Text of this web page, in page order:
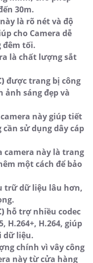
30m.
là rõ nét và độ
cho Camera dễ
đêm tối.
là chất lượng sắt
được trang bị công
ảnh sáng đẹp và
này giúp tiết
sử dụng dây cáp
camera này là trang
một cách để bảo
trữ dữ liệu lâu hơn,
hỗ trợ nhiều codec
H.264+, H.264, giúp
dữ liệu.
chính vì vây công
này từ cửa hàng